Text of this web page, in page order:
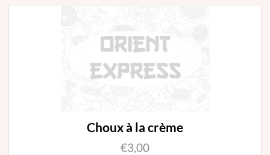
Choux à la crème
€3,00